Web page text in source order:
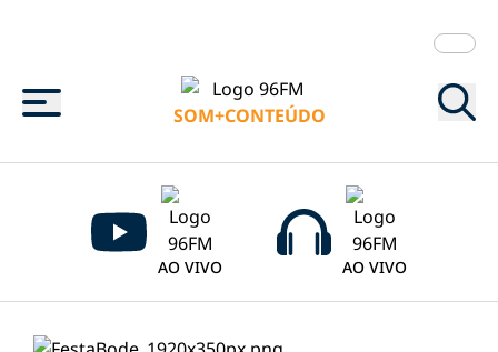
Menu
SOM+CONTEÚDO
AO VIVO AO VIVO